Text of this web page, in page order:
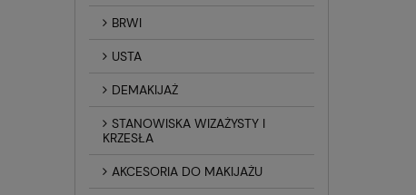
BRWI
USTA
DEMAKIJAŻ
STANOWISKA WIZAŻYSTY I
KRZESŁA
AKCESORIA DO MAKIJAŻU